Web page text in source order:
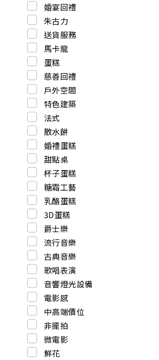
婚宴回禮
朱古力
送貨服務
馬卡龍
蛋糕
慈善回禮
戶外空間
特色建築
法式
散水餅
婚禮蛋糕
甜點桌
杯子蛋糕
糖霜工藝
乳酪蛋糕
3D蛋糕
爵士樂
流行音樂
古典音樂
歌唱表演
音響燈光設備
電影感
中高端價位
非擺拍
微電影
鮮花